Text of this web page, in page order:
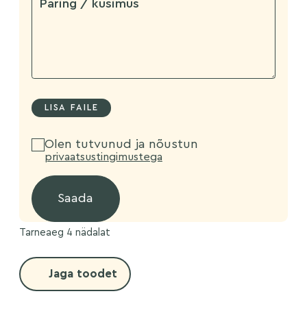
Olen tutvunud ja nõustun
privaatsustingimustega
Tarneaeg 4 nädalat
Jaga toodet